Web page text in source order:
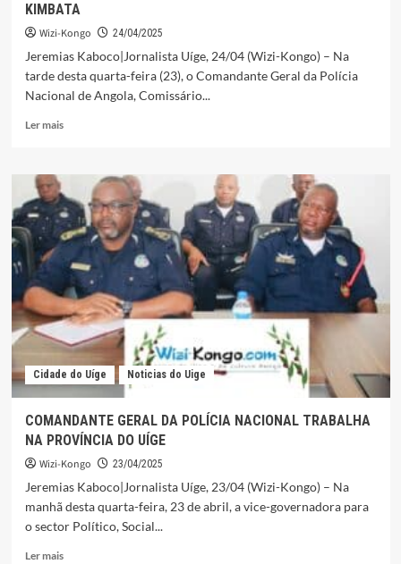
KIMBATA
Wizi-Kongo 24/04/2025
Jeremias Kaboco|Jornalista Uíge, 24/04 (Wizi-Kongo) – Na
tarde desta quarta-feira (23), o Comandante Geral da Polícia
Nacional de Angola, Comissário...
Ler maisLeia
COMANDANTE
GERAL
DA
POLICIA
NACIONAL
AVALIA
O
NÍVEL
DE
SEGURANÇA
DO
FRONTEIRIÇO
Cidade do Uíge Noticias do Uige
COMANDANTE GERAL DA POLÍCIA NACIONAL TRABALHA
NA PROVÍNCIA DO UÍGE
Wizi-Kongo 23/04/2025
Jeremias Kaboco|Jornalista Uíge, 23/04 (Wizi-Kongo) – Na
manhã desta quarta-feira, 23 de abril, a vice-governadora para
o sector Político, Social...
Ler maisLeia